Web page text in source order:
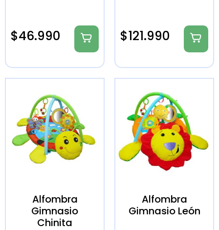
$46.990 $121.990
Alfombra
Gimnasio
Chinita
Alfombra
Gimnasio León